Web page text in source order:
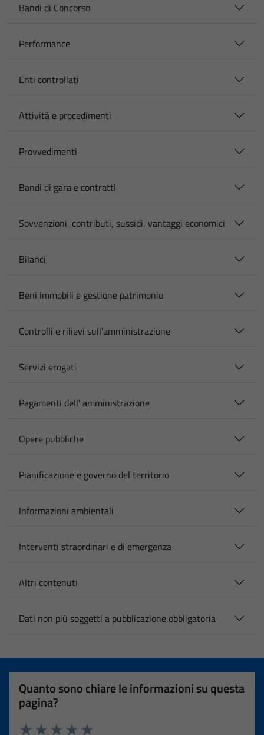
Bandi di Concorso
Performance
Enti controllati
Attività e procedimenti
Provvedimenti
Bandi di gara e contratti
Sovvenzioni, contributi, sussidi, vantaggi economici
Bilanci
Beni immobili e gestione patrimonio
Controlli e rilievi sull'amministrazione
Servizi erogati
Pagamenti dell' amministrazione
Opere pubbliche
Pianificazione e governo del territorio
Informazioni ambientali
Interventi straordinari e di emergenza
Altri contenuti
Dati non più soggetti a pubblicazione obbligatoria
Quanto sono chiare le informazioni su questa
pagina?